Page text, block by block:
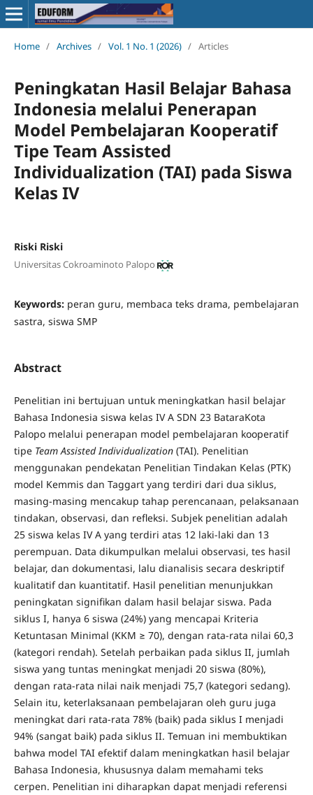
Home / Archives / Vol. 1 No. 1 (2026) / Articles
Peningkatan Hasil Belajar Bahasa
Indonesia melalui Penerapan
Model Pembelajaran Kooperatif
Tipe Team Assisted
Individualization (TAI) pada Siswa
Kelas IV
Riski Riski
Universitas Cokroaminoto Palopo
Keywords: peran guru, membaca teks drama, pembelajaran
sastra, siswa SMP
Abstract
Penelitian ini bertujuan untuk meningkatkan hasil belajar
Bahasa Indonesia siswa kelas IV A SDN 23 BataraKota
Palopo melalui penerapan model pembelajaran kooperatif
tipe Team Assisted Individualization(TAI). Penelitian
menggunakan pendekatan Penelitian Tindakan Kelas (PTK)
model Kemmis dan Taggart yang terdiri dari dua siklus,
masing-masing mencakup tahap perencanaan, pelaksanaan
tindakan, observasi, dan refleksi. Subjek penelitian adalah
25 siswa kelas IV A yang terdiri atas 12 laki-laki dan 13
perempuan. Data dikumpulkan melalui observasi, tes hasil
belajar, dan dokumentasi, lalu dianalisis secara deskriptif
kualitatif dan kuantitatif. Hasil penelitian menunjukkan
peningkatan signifikan dalam hasil belajar siswa. Pada
siklus I, hanya 6 siswa (24%) yang mencapai Kriteria
Ketuntasan Minimal (KKM ≥ 70), dengan rata-rata nilai 60,3
(kategori rendah). Setelah perbaikan pada siklus II, jumlah
siswa yang tuntas meningkat menjadi 20 siswa (80%),
dengan rata-rata nilai naik menjadi 75,7 (kategori sedang).
Selain itu, keterlaksanaan pembelajaran oleh guru juga
meningkat dari rata-rata 78% (baik) pada siklus I menjadi
94% (sangat baik) pada siklus II. Temuan ini membuktikan
bahwa model TAI efektif dalam meningkatkan hasil belajar
Bahasa Indonesia, khususnya dalam memahami teks
cerpen. Penelitian ini diharapkan dapat menjadi referensi